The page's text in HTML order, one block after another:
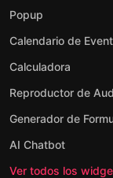
Popup
Calendario de
Calculadora
Reproductor de
Generador de
AI Chatbot
Ver todos los